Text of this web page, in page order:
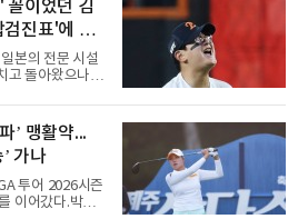
길어지고 강해
을 차지했다.첫
출발한 중앙여
트부터 경기 주
브와 탄탄한 수
내며 짜릿한 역전
에 패해 준우승
꼴이었던 김
검진표'에 불
본의 전문 시설
고 돌아왔으나,
이에 씁쓸한 뒷
도 선수의 고질
이 될 것처럼 포
어보니 '제구력
를 붙여 1등급을
를 피하기 어렵
은 오랜 시간 투
’ 맹활약...
가나
투어 2026시즌
이어갔다.박예